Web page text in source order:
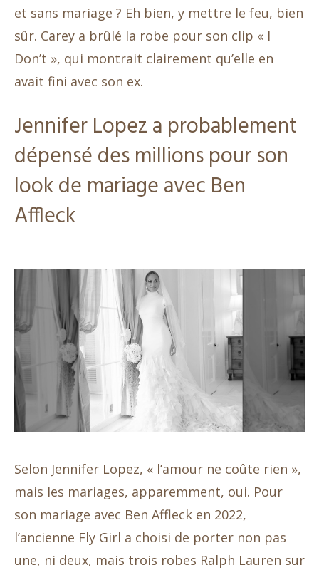
et sans mariage ? Eh bien, y mettre le feu, bien
sûr. Carey a brûlé la robe pour son clip « I
Don’t », qui montrait clairement qu’elle en
avait fini avec son ex.
Jennifer Lopez a probablement
dépensé des millions pour son
look de mariage avec Ben
Affleck
Selon Jennifer Lopez, « l’amour ne coûte rien »,
mais les mariages, apparemment, oui. Pour
son mariage avec Ben Affleck en 2022,
l’ancienne Fly Girl a choisi de porter non pas
une, ni deux, mais trois robes Ralph Lauren sur